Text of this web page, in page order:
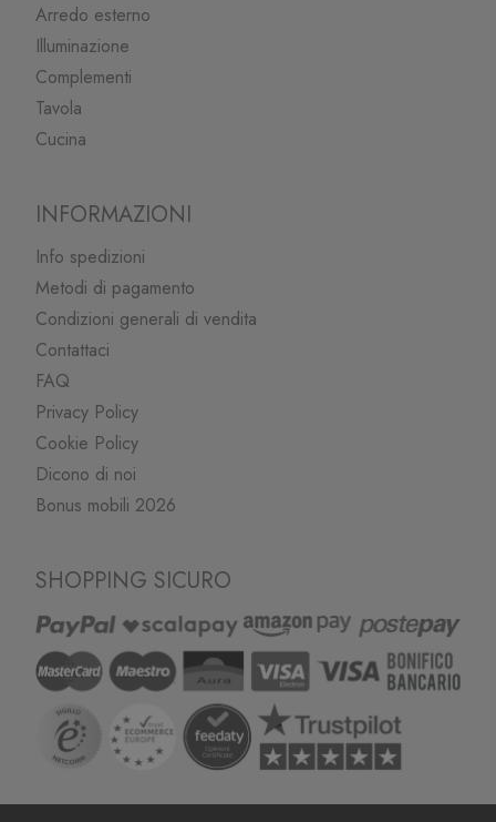
Arredo esterno
Illuminazione
Complementi
Tavola
Cucina
INFORMAZIONI
Info spedizioni
Metodi di pagamento
Condizioni generali di vendita
Contattaci
FAQ
Privacy Policy
Cookie Policy
Dicono di noi
Bonus mobili 2026
SHOPPING SICURO